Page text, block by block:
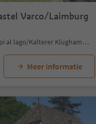
Varco/Laimburg
Caldaro Campi al lago/Kalterer Klughammer, Vadena/Pfatten, Bolzano/Bozen and environs
Meer informatie